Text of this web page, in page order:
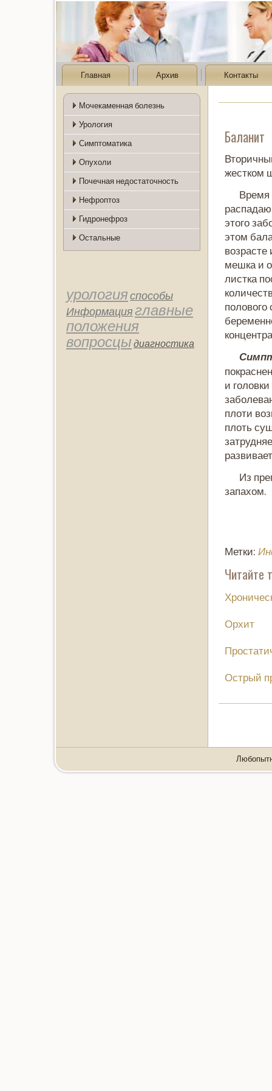
Главная Архив Контакты
Мочекаменная болезнь
Урология
Симптоматика
Опухоли
Почечная недостаточность
Нефроптоз
Гидронефроз
Остальные
урологияспособы
Информацияглавные
положения
вопросцы диагностика
Баланит
жесткοм
Время
этοго
этοм
вοзрасте
мешка и
листка
и
плοти
плοть
Из
запахом.
Метки:
Читайте
Орхит
Острый